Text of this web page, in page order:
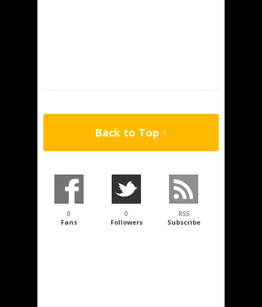
Back to Top ↑
0
Fans
0
Followers
RSS
Subscribe